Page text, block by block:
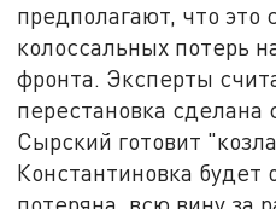
предполагают, что это
колоссальных потерь
фронта. Эксперты
перестановка сделана
Сырский готовит
Константиновка будет